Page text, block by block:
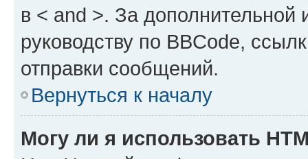
в < and >. За
руководству по BBCode,
отправки сообщений.
Вернуться к началу
Могу ли я использовать